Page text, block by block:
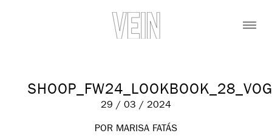
29 / 03 / 2024
POR MARISA FATÁS